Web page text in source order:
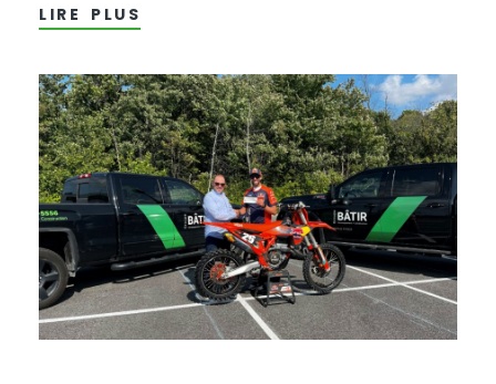
convaincus que les ressources humaines
recette gagnante. C’est pourquoi nous
favorisons un environnement de travail où le…
LIRE PLUS